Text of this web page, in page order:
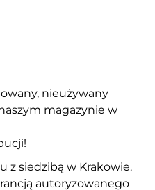
nieużywany
magazynie w
z siedzibą w Krakowie.
autoryzowanego